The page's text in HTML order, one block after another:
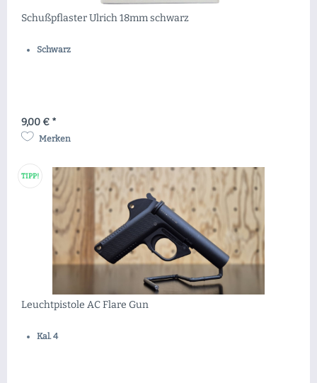
Schußpflaster Ulrich 18mm schwarz
Schwarz
9,00 € *
Merken
TIPP!
Leuchtpistole AC Flare Gun
Kal. 4